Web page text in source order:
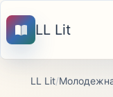
LL Lit
LL Lit/